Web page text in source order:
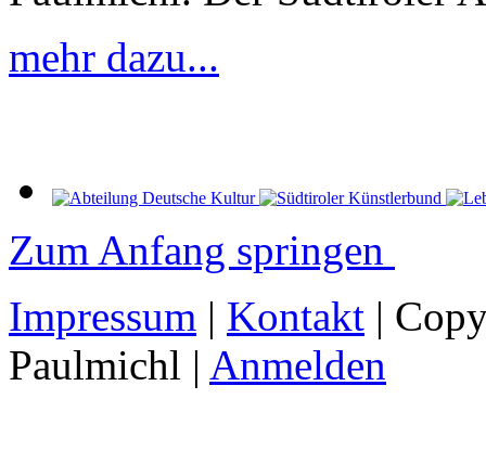
mehr dazu...
Zum Anfang springen
Impressum | Kontakt |
Paulmichl | Anmelden